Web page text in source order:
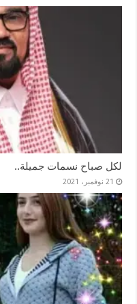
لكل صباح نسمات جميلة..
21 نوفمبر، 2021